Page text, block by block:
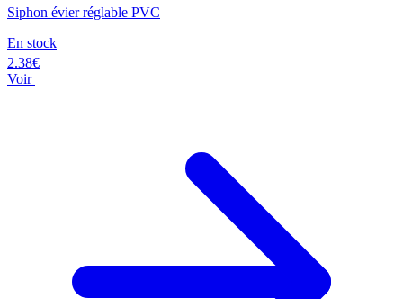
Siphon évier réglable PVC
En stock
2.38€
Voir